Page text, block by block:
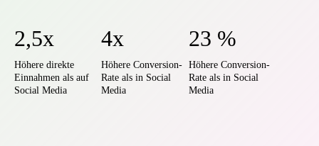
2,5x
Höhere direkte
Einnahmen als auf
Social Media
4x
Höhere Conversion-
Rate als in Social
Media
23 %
Höhere Conversion-
Rate als in Social
Media